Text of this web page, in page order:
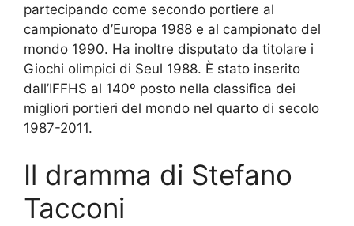
partecipando come secondo portiere al
campionato d’Europa 1988 e al campionato del
mondo 1990. Ha inoltre disputato da titolare i
Giochi olimpici di Seul 1988. È stato inserito
dall’IFFHS al 140º posto nella classifica dei
migliori portieri del mondo nel quarto di secolo
1987-2011.
Il dramma di Stefano
Tacconi